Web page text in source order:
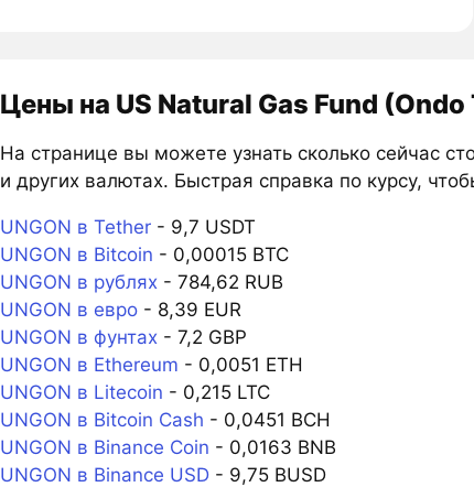
Цены на US Natural Gas Fund
На странице вы можете узнать сколько сейчас
и других валютах. Быстрая справка по курсу,
UNGON в Tether- 9,7 USDT
UNGON в Bitcoin - 0,00015 BTC
UNGON в рублях - 784,62 RUB
UNGON в евро- 8,39 EUR
UNGON в фунтах - 7,2 GBP
UNGON в Ethereum - 0,0051 ETH
UNGON в Litecoin - 0,215 LTC
UNGON в Bitcoin Cash - 0,0451 BCH
UNGON в Binance Coin - 0,0163 BNB
UNGON в Binance USD- 9,75 BUSD